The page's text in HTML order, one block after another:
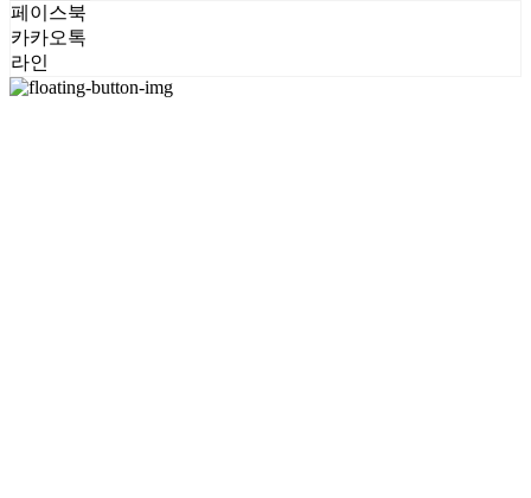
페이스북
카카오톡
라인